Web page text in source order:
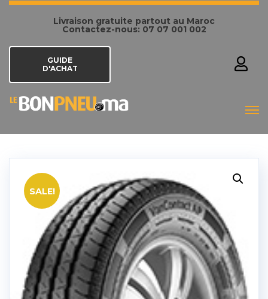
Livraison gratuite partout au Maroc
Contactez-nous: 07 07 001 002
GUIDE
D'ACHAT
SALE!